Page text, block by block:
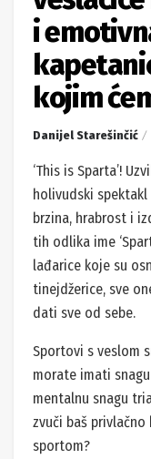
i
kojim
Danijel Starešinčić
‘This is Sparta’!
holivudski spektakl
brzina, hrabrost i
tih odlika ime
lađarice koje su
tinejdžerice, sve
dati sve od sebe.
Sportovi s veslom
morate imati
mentalnu snagu
zvuči baš
sportom?